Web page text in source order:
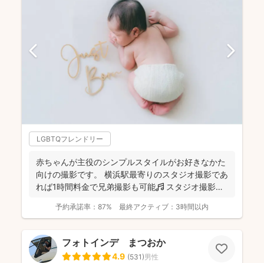
LGBTQフレンドリー
赤ちゃんが主役のシンプルスタイルがお好きなかた
向けの撮影です。 横浜駅最寄りのスタジオ撮影であ
れば1時間料金で兄弟撮影も可能🎵 スタジオ撮影に
予約承諾率： 87% 最終アクティブ： 3時間以内
フォトインデ まつおか
4.9 (531)男性